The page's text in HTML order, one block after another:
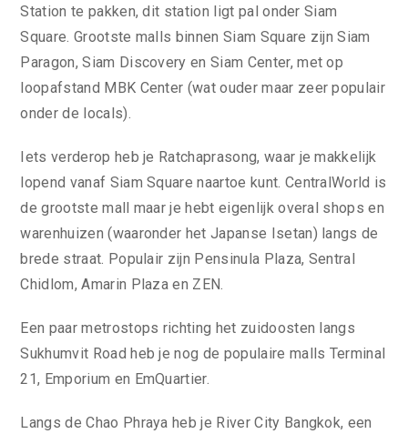
Station te pakken, dit station ligt pal onder Siam
Square. Grootste malls binnen Siam Square zijn Siam
Paragon, Siam Discovery en Siam Center, met op
loopafstand MBK Center (wat ouder maar zeer populair
onder de locals).
Iets verderop heb je Ratchaprasong, waar je makkelijk
lopend vanaf Siam Square naartoe kunt. CentralWorld is
de grootste mall maar je hebt eigenlijk overal shops en
warenhuizen (waaronder het Japanse Isetan) langs de
brede straat. Populair zijn Pensinula Plaza, Sentral
Chidlom, Amarin Plaza en ZEN.
Een paar metrostops richting het zuidoosten langs
Sukhumvit Road heb je nog de populaire malls Terminal
21, Emporium en EmQuartier.
Langs de Chao Phraya heb je River City Bangkok, een